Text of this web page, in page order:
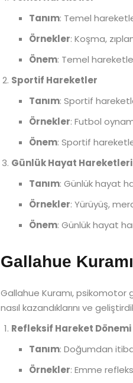
Tanım: Temel
Örnekler: Koşma,
Önem: Temel
Sportif Hareketler
Tanım: Sportif
Örnekler: Futbol
Önem: Sportif
Günlük Hayat Hareketleri
Tanım: Günlük hayat
Örnekler: Yürüyüş,
Önem: Günlük hayat
Gallahue Kuramı
Gallahue Kuramı, psikomotor
nasıl kazandıklarını ve
Refleksif Hareket Dönemi
Tanım: Doğumdan
Örnekler: Emme